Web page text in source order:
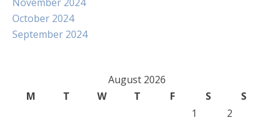
October 2024
September 2024
August 2026
M
T W T F S
S
1
2